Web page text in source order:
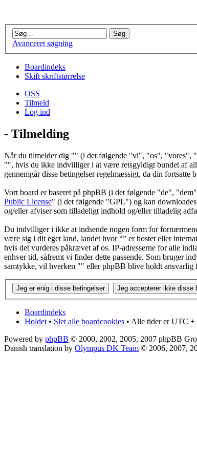
Avanceret søgning
Boardindeks
Skift skriftstørrelse
OSS
Tilmeld
Log ind
- Tilmelding
Når du tilmelder dig "" (i det følgende "vi", "os", "vores",
"", hvis du ikke indvilliger i at være retsgyldigt bundet af
gennemgår disse betingelser regelmæssigt, da din
Vort board er baseret på phpBB (i det følgende "de",
Public License" (i det følgende "GPL") og kan
og/eller afviser som tilladeligt indhold og/eller tilladelig
Du indvilliger i ikke at indsende nogen form for
være sig i dit eget land, landet hvor “” er hostet eller
hvis det vurderes påkrævet af os. IP-adresserne for alle
enhver tid, såfremt vi finder dette passende. Som bruger
samtykke, vil hverken "" eller phpBB blive holdt ansvarlig
Boardindeks
Holdet• Slet alle boardcookies • Alle tider er UTC +
Powered by phpBB © 2000, 2002, 2005, 2007 phpBB
Danish translation by Olympus DK Team © 2006, 2007,